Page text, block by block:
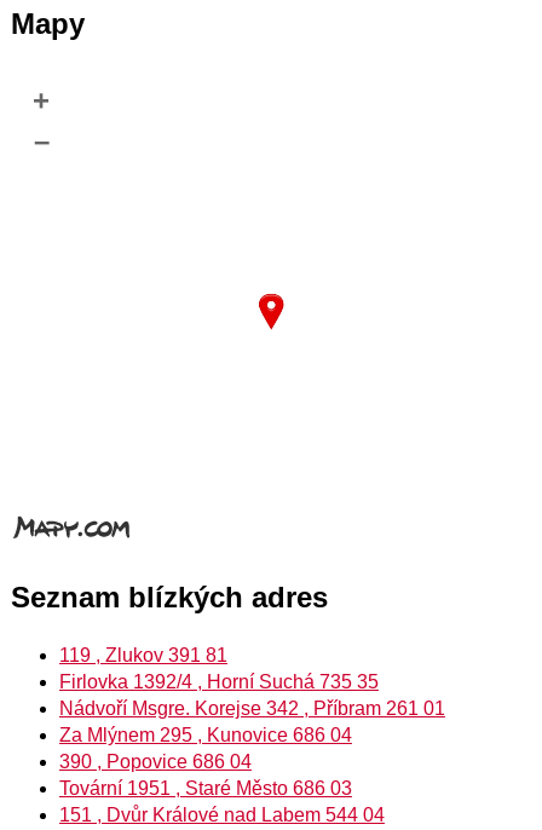
Mapy
+
–
Seznam blízkých adres
119 , Zlukov 391 81
Firlovka 1392/4 , Horní Suchá 735 35
Nádvoří Msgre. Korejse 342 , Příbram 261 01
Za Mlýnem 295 , Kunovice 686 04
390 , Popovice 686 04
Tovární 1951 , Staré Město 686 03
151 , Dvůr Králové nad Labem 544 04